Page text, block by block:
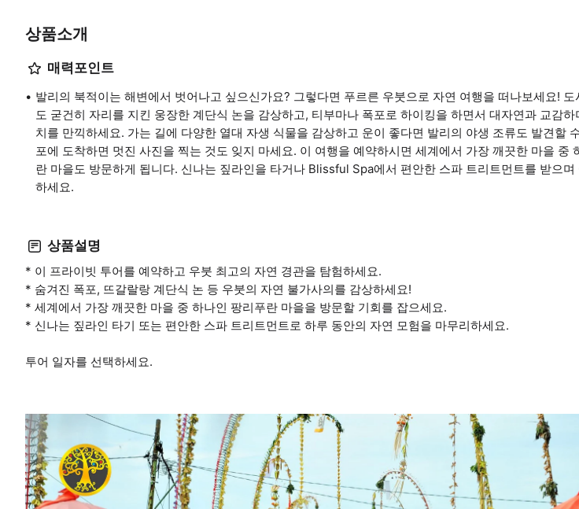
상품소개
매력포인트
발리의 북적이는 해변에서 벗어나고 싶으신가요? 그렇다면 푸르른 우붓으로 자연 여행을 떠나보세요! 도
도 굳건히 자리를 지킨 웅장한 계단식 논을 감상하고, 티부마나 폭포로 하이킹을 하면서 대자연과 교감하
치를 만끽하세요. 가는 길에 다양한 열대 자생 식물을 감상하고 운이 좋다면 발리의 야생 조류도 발견할
포에 도착하면 멋진 사진을 찍는 것도 잊지 마세요. 이 여행을 예약하시면 세계에서 가장 깨끗한 마을 중
란 마을도 방문하게 됩니다. 신나는 짚라인을 타거나 Blissful Spa에서 편안한 스파 트리트먼트를 받으며
하세요.
상품설명
* 이 프라이빗 투어를 예약하고 우붓 최고의 자연 경관을 탐험하세요.
* 숨겨진 폭포, 뜨갈랄랑 계단식 논 등 우붓의 자연 불가사의를 감상하세요!
* 세계에서 가장 깨끗한 마을 중 하나인 팡리푸란 마을을 방문할 기회를 잡으세요.
* 신나는 짚라인 타기 또는 편안한 스파 트리트먼트로 하루 동안의 자연 모험을 마무리하세요.
투어 일자를 선택하세요.